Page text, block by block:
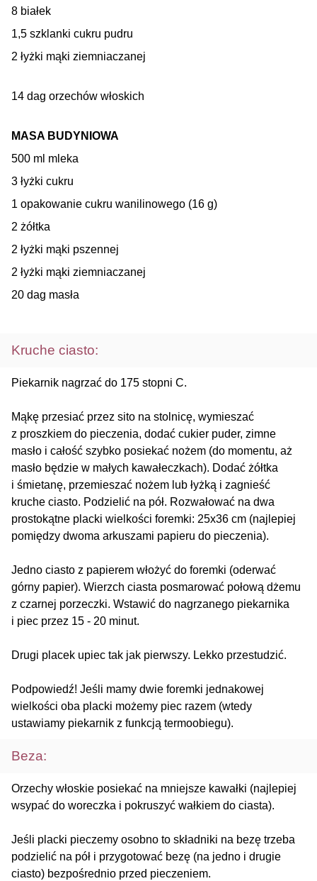
8 białek
1,5 szklanki cukru pudru
2 łyżki mąki ziemniaczanej
14 dag orzechów włoskich
MASA BUDYNIOWA
500 ml mleka
3 łyżki cukru
1 opakowanie cukru wanilinowego (16 g)
2 żółtka
2 łyżki mąki pszennej
2 łyżki mąki ziemniaczanej
20 dag masła
Kruche ciasto:
Piekarnik nagrzać do 175 stopni C.
Mąkę przesiać przez sito na stolnicę, wymieszać
z proszkiem do pieczenia, dodać cukier puder, zimne
masło i całość szybko posiekać nożem (do momentu, aż
masło będzie w małych kawałeczkach). Dodać żółtka
i śmietanę, przemieszać nożem lub łyżką i zagnieść
kruche ciasto. Podzielić na pół. Rozwałować na dwa
prostokątne placki wielkości foremki: 25x36 cm (najlepiej
pomiędzy dwoma arkuszami papieru do pieczenia).
Jedno ciasto z papierem włożyć do foremki (oderwać
górny papier). Wierzch ciasta posmarować połową dżemu
z czarnej porzeczki. Wstawić do nagrzanego piekarnika
i piec przez 15 - 20 minut.
Drugi placek upiec tak jak pierwszy. Lekko przestudzić.
Podpowiedź! Jeśli mamy dwie foremki jednakowej
wielkości oba placki możemy piec razem (wtedy
ustawiamy piekarnik z funkcją termoobiegu).
Beza:
Orzechy włoskie posiekać na mniejsze kawałki (najlepiej
wsypać do woreczka i pokruszyć wałkiem do ciasta).
Jeśli placki pieczemy osobno to składniki na bezę trzeba
podzielić na pół i przygotować bezę (na jedno i drugie
ciasto) bezpośrednio przed pieczeniem.